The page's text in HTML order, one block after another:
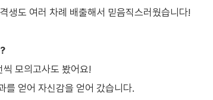
생도 여러 차례 배출해서 믿음직스러웠습니다!
모의고사도 봤어요!
를 얻어 자신감을 얻어 갔습니다.